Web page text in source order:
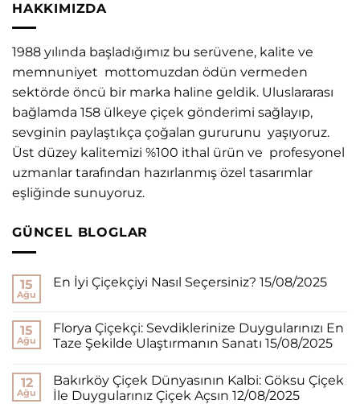
HAKKIMIZDA
1988 yılında başladığımız bu serüvene, kalite ve
memnuniyet mottomuzdan ödün vermeden
sektörde öncü bir marka haline geldik. Uluslararası
bağlamda 158 ülkeye çiçek gönderimi sağlayıp,
sevginin paylaştıkça çoğalan gururunu yaşıyoruz.
Üst düzey kalitemizi %100 ithal ürün ve profesyonel
uzmanlar tarafından hazırlanmış özel tasarımlar
eşliğinde sunuyoruz.
GÜNCEL BLOGLAR
15
Ağu
En İyi Çiçekçiyi Nasıl Seçersiniz? 15/08/2025
15
Ağu
Florya Çiçekçi: Sevdiklerinize Duygularınızı En
Taze Şekilde Ulaştırmanın Sanatı 15/08/2025
12
Ağu
Bakırköy Çiçek Dünyasının Kalbi: Göksu Çiçek
İle Duygularınız Çiçek Açsın 12/08/2025